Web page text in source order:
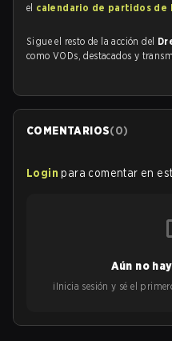
el calendario de partidos de
Sigue el resto de la acción del
como VODs, destacados y
COMENTARIOS(0)
Login para comentar en
Aún no
¡Inicia sesión y sé el